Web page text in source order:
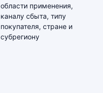
области применения,
каналу сбыта, типу
покупателя, стране и
субрегиону